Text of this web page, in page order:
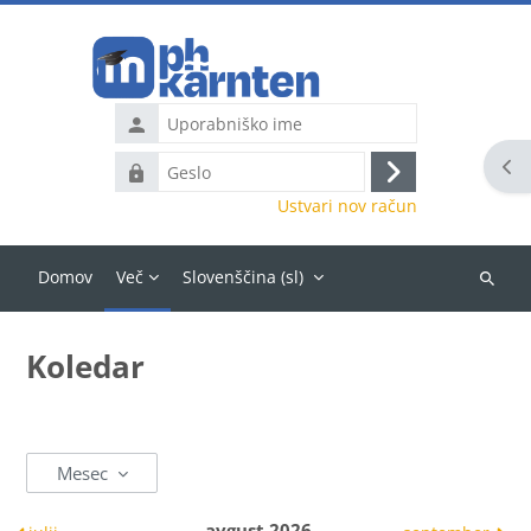
Uporabniško
ime
Geslo
Prijavite
se
Ustvari nov račun
Domov Več Slovenščina ‎(sl)‎
Išči
Koledar
Mesec